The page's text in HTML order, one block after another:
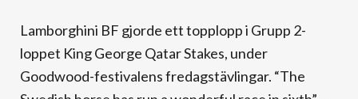
Lamborghini BF gjorde ett topplopp i Grupp 2-
loppet King George Qatar Stakes, under
Goodwood-festivalens fredagstävlingar. “The